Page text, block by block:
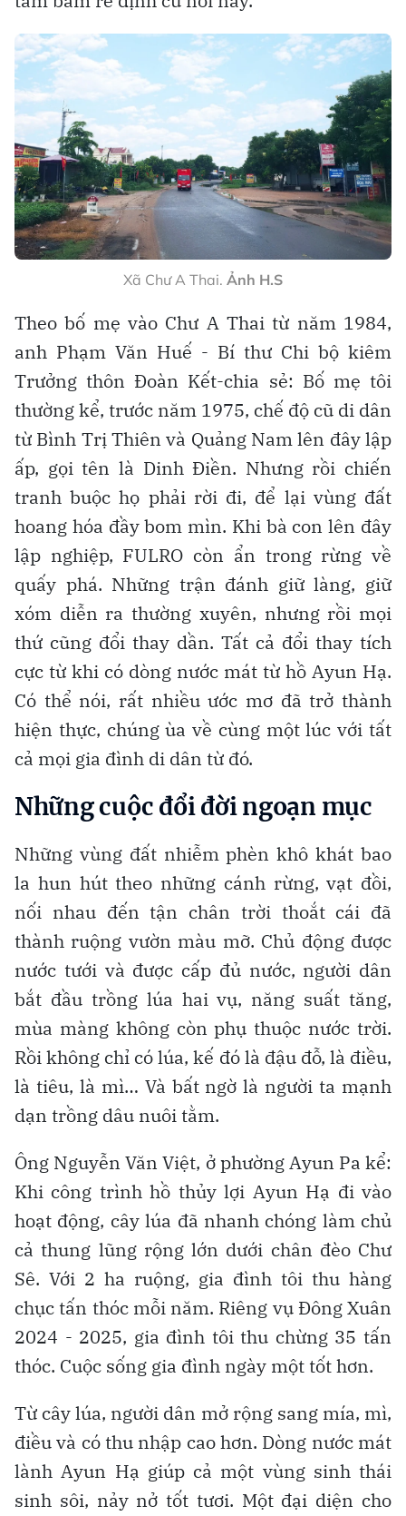
Xã Chư A Thai. Ảnh H.S
Theo bố mẹ vào Chư A Thai từ năm 1984,
anh Phạm Văn Huế - Bí thư Chi bộ kiêm
Trưởng thôn Đoàn Kết-chia sẻ: Bố mẹ tôi
thường kể, trước năm 1975, chế độ cũ di dân
từ Bình Trị Thiên và Quảng Nam lên đây lập
ấp, gọi tên là Dinh Điền. Nhưng rồi chiến
tranh buộc họ phải rời đi, để lại vùng đất
hoang hóa đầy bom mìn. Khi bà con lên đây
lập nghiệp, FULRO còn ẩn trong rừng về
quấy phá. Những trận đánh giữ làng, giữ
xóm diễn ra thường xuyên, nhưng rồi mọi
thứ cũng đổi thay dần. Tất cả đổi thay tích
cực từ khi có dòng nước mát từ hồ Ayun Hạ.
Có thể nói, rất nhiều ước mơ đã trở thành
hiện thực, chúng ùa về cùng một lúc với tất
cả mọi gia đình di dân từ đó.
Những cuộc đổi đời ngoạn mục
Những vùng đất nhiễm phèn khô khát bao
la hun hút theo những cánh rừng, vạt đồi,
nối nhau đến tận chân trời thoắt cái đã
thành ruộng vườn màu mỡ. Chủ động được
nước tưới và được cấp đủ nước, người dân
bắt đầu trồng lúa hai vụ, năng suất tăng,
mùa màng không còn phụ thuộc nước trời.
Rồi không chỉ có lúa, kế đó là đậu đỗ, là điều,
là tiêu, là mì… Và bất ngờ là người ta mạnh
dạn trồng dâu nuôi tằm.
Ông Nguyễn Văn Việt, ở phường Ayun Pa kể:
Khi công trình hồ thủy lợi Ayun Hạ đi vào
hoạt động, cây lúa đã nhanh chóng làm chủ
cả thung lũng rộng lớn dưới chân đèo Chư
Sê. Với 2 ha ruộng, gia đình tôi thu hàng
chục tấn thóc mỗi năm. Riêng vụ Đông Xuân
2024 - 2025, gia đình tôi thu chừng 35 tấn
thóc. Cuộc sống gia đình ngày một tốt hơn.
Từ cây lúa, người dân mở rộng sang mía, mì,
điều và có thu nhập cao hơn. Dòng nước mát
lành Ayun Hạ giúp cả một vùng sinh thái
sinh sôi, nảy nở tốt tươi. Một đại diện cho